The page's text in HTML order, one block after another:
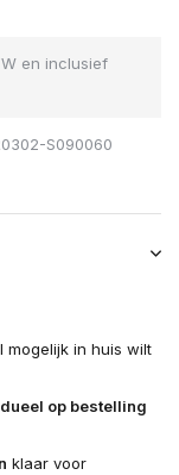
en inclusief
S090060
mogelijk in huis wilt
op bestelling
klaar voor